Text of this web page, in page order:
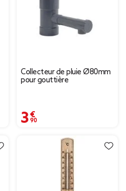
Collecteur de pluie Ø80mm
pour gouttière
3,90 €